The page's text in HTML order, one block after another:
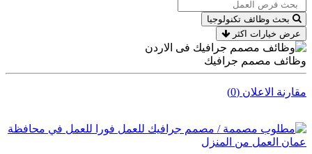
بحث وظائف تكنولوجيا
عرض خيارات اكثر
وظائف مصمم جرافيك
مقارنة الاعلان (0)